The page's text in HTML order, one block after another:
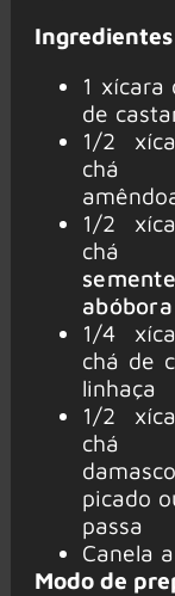
Ingredientes
1 xícara
de
1/2
chá
1/2
chá
abóbora
1/4
chá de
linhaça
1/2
chá
damasco
picado
passa
Canela
Modo de